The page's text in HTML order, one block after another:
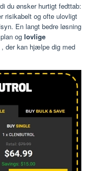
du ønsker hurtigt fedttab:
risikabelt og ofte ulovligt
En langt bedre løsning
og lovlige
, der kan hjælpe dig med